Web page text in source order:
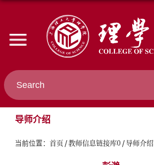
导师介绍
当前位置： 首页 教师信息链接库0 导师介绍